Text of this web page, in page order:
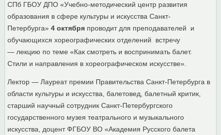
СПб ГБОУ ДПО «Учебно-методический центр развития
образования в сфере культуры и искусства Санкт-
Петербурга»4 октября проводит для преподавателей и
обучающихся хореографических отделений встречу
— лекцию по теме «Как смотреть и воспринимать балет.
Стили и направления в хореографическом искусстве».
Лектор — Лауреат премии Правительства Санкт-Петербурга в
области культуры и искусства, балетовед, балетный критик,
старший научный сотрудник Санкт-Петербургского
государственного музея театрального и музыкального
искусства, доцент ФГБОУ ВО «Академия Русского балета